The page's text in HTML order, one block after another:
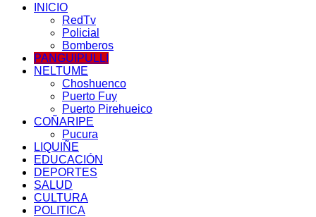
INICIO
RedTv
Policial
Bomberos
PANGUIPULLI
NELTUME
Choshuenco
Puerto Fuy
Puerto Pirehueico
COÑARIPE
Pucura
LIQUIÑE
EDUCACIÓN
DEPORTES
SALUD
CULTURA
POLITICA